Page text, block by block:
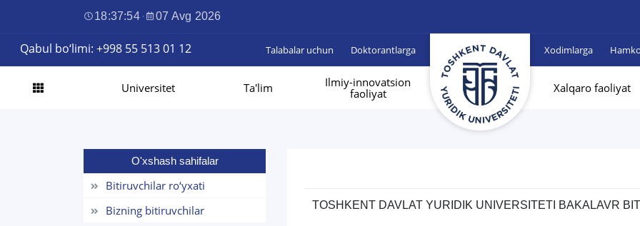
18:37:55 · 07 Avg 2026
Qabul bo‘limi: +998 55 513 01 12 Talabalar uchun Doktorantlarga Xodimlarga
Universitet Ta'lim
Ilmiy-innovatsion
faoliyat
Xalqaro faoliyat
O'xshash sahifalar
Bitiruvchilar ro‘yxati
Bizning bitiruvchilar
TOSHKENT DAVLAT YURIDIK UNIVERSITETI BAKALAVR